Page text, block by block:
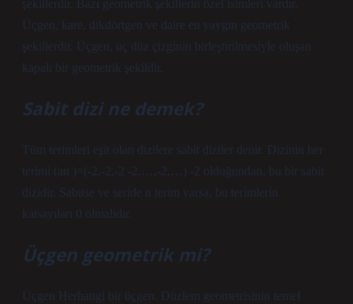
şekillerdir. Bazı geometrik şekillerin özel isimleri vardır.
Üçgen, kare, dikdörtgen ve daire en yaygın geometrik
şekillerdir. Üçgen, üç düz çizginin birleştirilmesiyle oluşan
kapalı bir geometrik şekildir.
Sabit dizi ne demek?
Tüm terimleri eşit olan dizilere sabit diziler denir. Dizinin her
terimi (an )=(-2,-2,-2 -2,…,-2,…) -2 olduğundan, bu bir sabit
dizidir. Sabitse ve seride n terim varsa, bu terimlerin
katsayıları 0 olmalıdır.
Üçgen geometrik mi?
Üçgen Herhangi bir üçgen. Düzlem geometrisinin temel